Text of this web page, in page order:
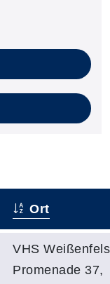
Ort
VHS
Promenade 37,